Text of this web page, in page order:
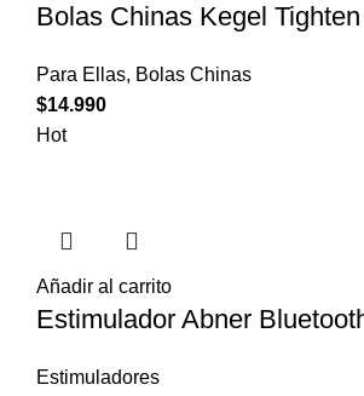
Bolas Chinas Kegel
Para Ellas, Bolas Chinas
$14.990
Hot
Añadir al carrito
Estimulador Abner
Estimuladores